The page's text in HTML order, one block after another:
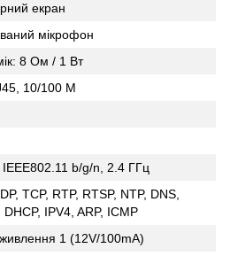
екран
мікрофон
8 Ом / 1 Вт
10/100 M
b/g/n, 2.4 ГГц
TCP, RTP, RTSP, NTP, DNS,
DHCP, IPV4, ARP, ICMP
живлення 1 (12V/100mA)